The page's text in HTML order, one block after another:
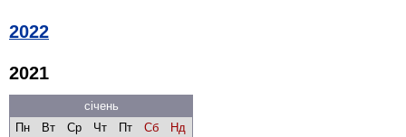
2022
2021
січень
Пн
Вт Ср Чт Пт Сб
Нд